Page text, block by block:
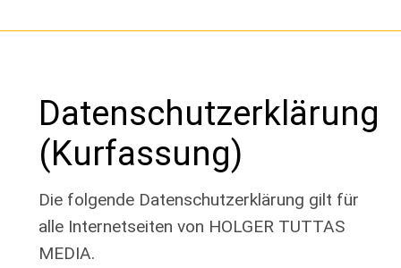
Datenschutzerklärung
(Kurfassung)
Die folgende Datenschutzerklärung gilt für
alle Internetseiten von HOLGER TUTTAS
MEDIA.